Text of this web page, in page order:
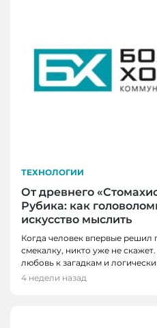
ТЕХНОЛОГИИ
От древнего
Рубика: как
искусство мыслить
Когда человек впервые решил
смекалку, никто уже не
любовь к загадкам и
4 недели назад